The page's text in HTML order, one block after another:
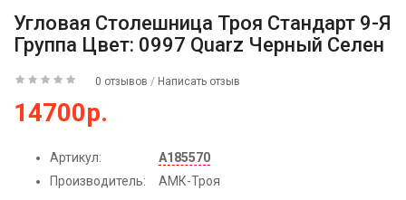
Угловая Столешница Троя Стандарт 9-Я
Группа Цвет: 0997 Quarz Черный Селен
0 отзывов / Написать отзыв
14700р.
Артикул:
А185570
Производитель:
АМК-Троя